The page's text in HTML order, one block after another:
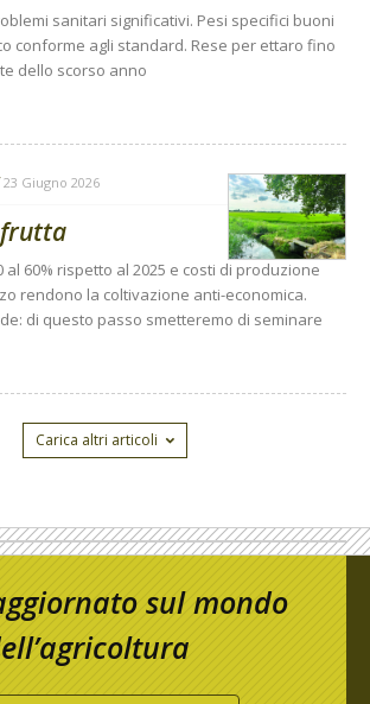
sanitari significativi. Pesi specifici buoni
conforme agli standard. Rese per ettaro fino
dello scorso anno
23 Giugno 2026
al 60% rispetto al 2025 e costi di produzione
rendono la coltivazione anti-economica.
di questo passo smetteremo di seminare
Carica altri articoli
sul mondo